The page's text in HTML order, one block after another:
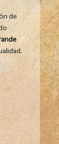
de